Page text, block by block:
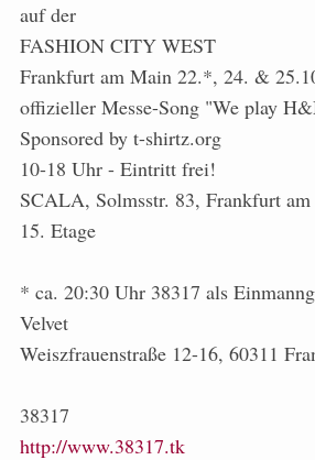
auf der
FASHION CITY WEST
Frankfurt am Main 22.*, 24. &
offizieller Messe-Song "We play
Sponsored by t-shirtz.org
10-18 Uhr - Eintritt frei!
SCALA, Solmsstr. 83, Frankfurt
15. Etage
* ca. 20:30 Uhr 38317 als
Velvet
Weiszfrauenstraße 12-16, 60311
38317
http://www.38317.tk